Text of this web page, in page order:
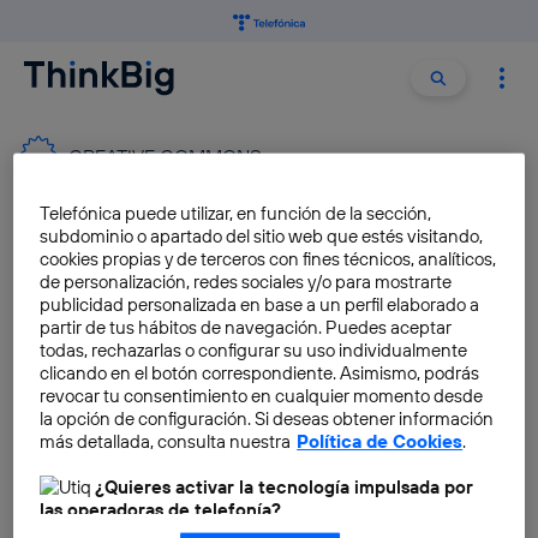
Buscar
CREATIVE COMMONS
Imágenes gratis Creative
Commons para usar
libremente
José María López
Un algoritmo registra miles de
ideas para combatir a los
Lucía Caballero
Telefónica puede utilizar, en función de la sección,
subdominio o apartado del sitio web que estés visitando,
cookies propias y de terceros con fines técnicos, analíticos,
de personalización, redes sociales y/o para mostrarte
publicidad personalizada en base a un perfil elaborado a
partir de tus hábitos de navegación. Puedes aceptar
todas, rechazarlas o configurar su uso individualmente
clicando en el botón correspondiente. Asimismo, podrás
revocar tu consentimiento en cualquier momento desde
la opción de configuración. Si deseas obtener información
más detallada, consulta nuestra Política de Cookies.
¿Quieres activar la tecnología impulsada por
las operadoras de telefonía?